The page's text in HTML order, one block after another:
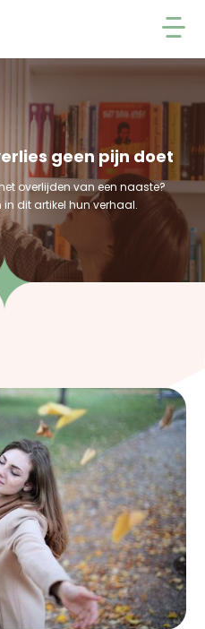
geen pijn doet
overlijden van een naaste?
dit artikel hun verhaal.